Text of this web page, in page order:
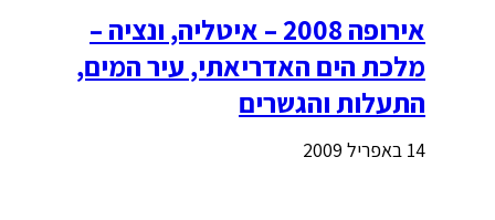
אירופה 2008 – איטליה, ונציה –
מלכת הים האדריאתי, עיר המים,
התעלות והגשרים
14 באפריל 2009